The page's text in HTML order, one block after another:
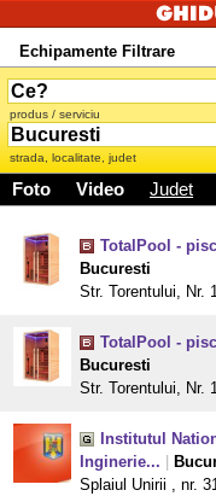
Echipamente Filtrare
produs / serviciu
strada, localitate, judet
Foto Video Judet
TotalPool -
Bucuresti
Str. Torentului, Nr.
TotalPool -
Bucuresti
Str. Torentului, Nr.
Institutul
Inginerie...
Splaiul Unirii , nr.